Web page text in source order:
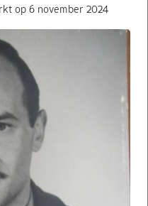
op 6 november 2024